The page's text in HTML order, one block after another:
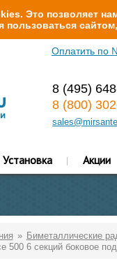
Это позволяет
пользоваться
Оплатить по
8 (495)
8 (800)
Установка Акции
Биметаллические
500 6 секций боковое